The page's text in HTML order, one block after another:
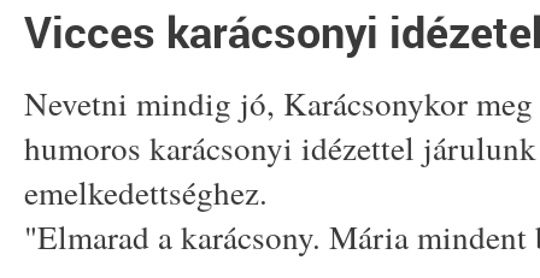
Vicces karácsonyi
Nevetni mindig jó, Karácsonykor
humoros karácsonyi idézettel
emelkedettséghez.
"Elmarad a karácsony. Mária